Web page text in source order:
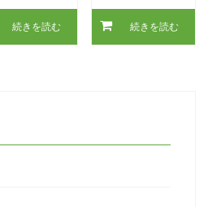
続きを読む 続きを読む